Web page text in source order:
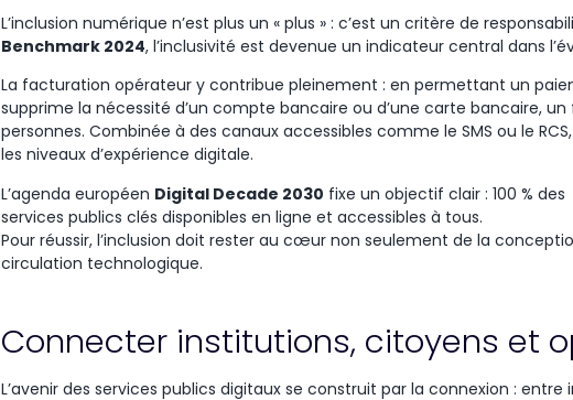
L’inclusion numérique n’est plus un « plus » : c’est un critère de
Benchmark 2024, l’inclusivité est devenue un indicateur central dans
La facturation opérateur y contribue pleinement : en permettant un
supprime la nécessité d’un compte bancaire ou d’une carte bancaire,
personnes. Combinée à des canaux accessibles comme le SMS ou le
les niveaux d’expérience digitale.
L’agenda européen Digital Decade 2030 fixe un objectif clair : 100 % des
services publics clés disponibles en ligne et accessibles à tous.
Pour réussir, l’inclusion doit rester au cœur non seulement de la
circulation technologique.
Connecter institutions, citoyens et
L’avenir des services publics digitaux se construit par la connexion : entre